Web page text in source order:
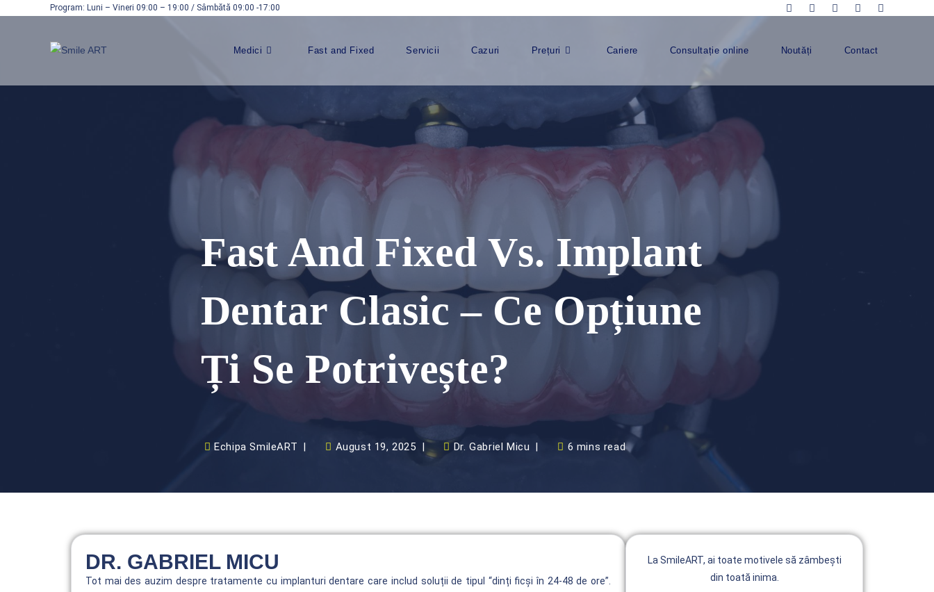
Program: Luni – Vineri 09:00 – 19:00 / Sâmbătă 09:00 -17:00
Medici Fast and Fixed Servicii Cazuri Prețuri Cariere Consultație online Noutăți Contact
Fast And Fixed Vs. Implant
Dentar Clasic – Ce Opțiune
Ți Se Potrivește?
Echipa SmileART August 19, 2025 Dr. Gabriel Micu 6 mins read
DR. GABRIEL MICU
Tot mai des auzim despre tratamente cu implanturi dentare care includ soluții de tipul “dinți ficși în 24-48 de ore”.
La SmileART, ai toate motivele să zâmbești
din toată inima.